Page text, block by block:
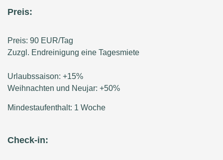
Preis:
Preis: 90 EUR/Tag
Zuzgl. Endreinigung eine Tagesmiete
Urlaubssaison: +15%
Weihnachten und Neujar: +50%
Mindestaufenthalt: 1 Woche
Check-in: